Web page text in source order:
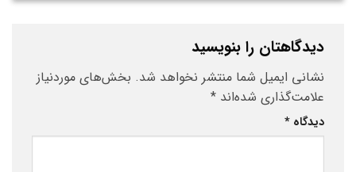
دیدگاهتان را بنویسید
نشانی ایمیل شما منتشر نخواهد شد. بخش‌های موردنیاز
علامت‌گذاری شده‌اند *
دیدگاه *